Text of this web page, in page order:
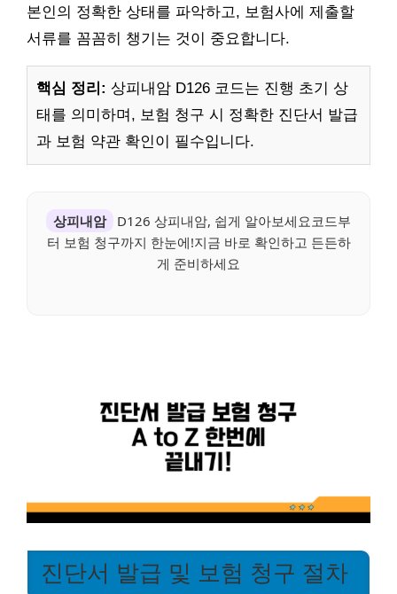
본인의 정확한 상태를 파악하고, 보험사에 제출할
서류를 꼼꼼히 챙기는 것이 중요합니다.
핵심 정리: 상피내암 D126 코드는 진행 초기 상
태를 의미하며, 보험 청구 시 정확한 진단서 발급
과 보험 약관 확인이 필수입니다.
상피내암
D126 상피내암, 쉽게 알아보세요코드부
터 보험 청구까지 한눈에!지금 바로 확인하고 든든하
게 준비하세요
진단서 발급 및 보험 청구 절차